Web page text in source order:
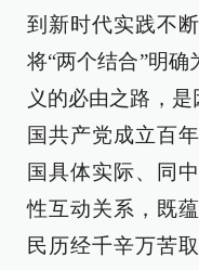
到新时代实践不
将“两个结合”明
义的必由之路，
国共产党成立百
国具体实际、同
性互动关系，既
民历经千辛万苦